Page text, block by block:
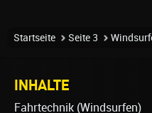
Startseite Seite 3
INHALTE
Fahrtechnik (Windsurfen)